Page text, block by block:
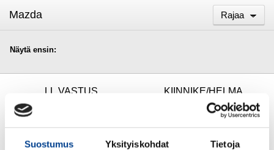
Suostumus Yksityiskohdat Tietoja
Rajaa
Mazda
Näytä ensin:
LL.VASTUS KIINNIKE/HELMA